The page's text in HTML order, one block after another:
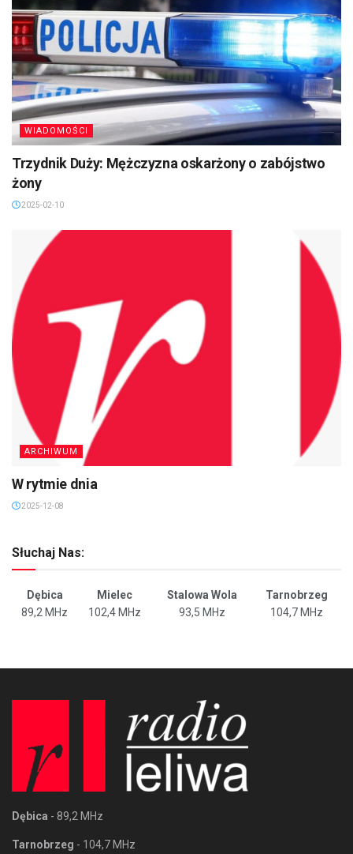
WIADOMOŚCI
Trzydnik Duży: Mężczyzna oskarżony o zabójstwo
żony
2025-02-10
ARCHIWUM
W rytmie dnia
2025-12-08
Słuchaj Nas:
Dębica Mielec Stalowa Wola
Tarnobrzeg
89,2 MHz
102,4 MHz 93,5 MHz 104,7 MHz
Dębica - 89,2 MHz
Tarnobrzeg - 104,7 MHz